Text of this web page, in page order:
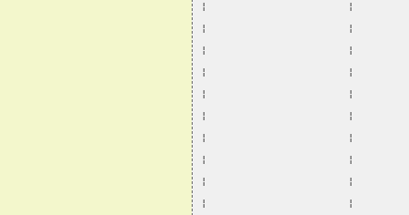
¦                      ¦
¦                      ¦
¦                      ¦
¦                      ¦
¦                      ¦
¦                      ¦           ¦
¦                      ¦
¦                      ¦
¦                      ¦
¦                      ¦